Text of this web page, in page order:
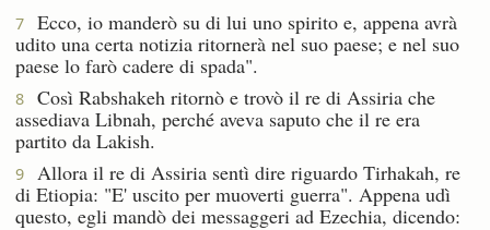
7
Ecco, io manderò su di lui uno spirito e, appena avrà
udito una certa notizia ritornerà nel suo paese; e nel suo
paese lo farò cadere di spada".
8
Così Rabshakeh ritornò e trovò il re di Assiria che
assediava Libnah, perché aveva saputo che il re era
partito da Lakish.
9
Allora il re di Assiria sentì dire riguardo Tirhakah, re
di Etiopia: "E' uscito per muoverti guerra". Appena udì
questo, egli mandò dei messaggeri ad Ezechia, dicendo: